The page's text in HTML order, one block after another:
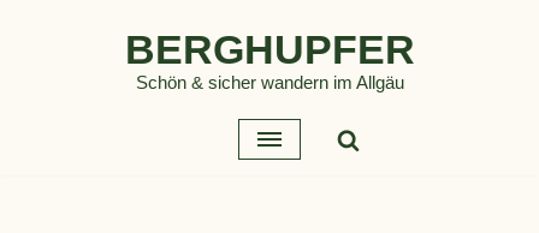
BERGHUPFER
Schön & sicher wandern im Allgäu